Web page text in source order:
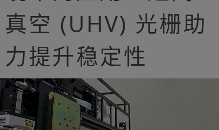
真空 (UHV) 光栅助
力提升稳定性